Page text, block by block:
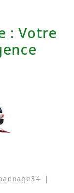
: Votre
|